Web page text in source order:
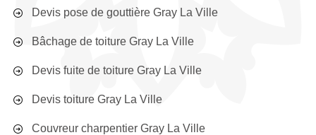
Devis pose de gouttière Gray La Ville
Bâchage de toiture Gray La Ville
Devis fuite de toiture Gray La Ville
Devis toiture Gray La Ville
Couvreur charpentier Gray La Ville